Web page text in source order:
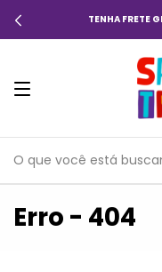
TENHA FRETE
Erro - 404